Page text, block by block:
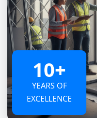
10+
YEARS OF
EXCELLENCE